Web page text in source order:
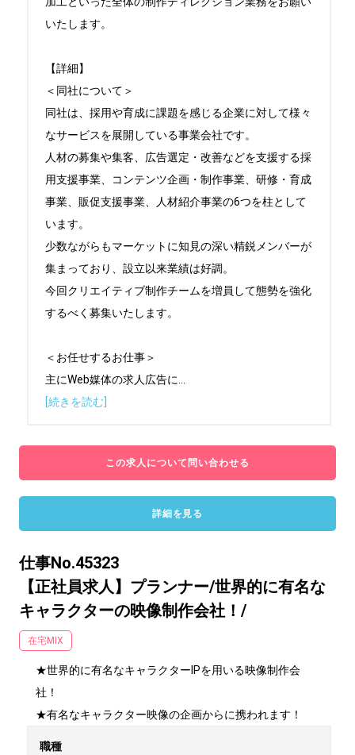
いたします。
【詳細】
＜同社について＞
同社は、採用や育成に課題を感じる企業に対して様々
なサービスを展開している事業会社です。
人材の募集や集客、広告選定・改善などを支援する採
用支援事業、コンテンツ企画・制作事業、研修・育成
事業、販促支援事業、人材紹介事業の6つを柱として
います。
少数ながらもマーケットに知見の深い精鋭メンバーが
集まっており、設立以来業績は好調。
今回クリエイティブ制作チームを増員して態勢を強化
するべく募集いたします。
＜お任せするお仕事＞
主にWeb媒体の求人広告に
[続きを読む]
この求人について問い合わせる
詳細を見る
仕事No.45323
【正社員求人】プランナー/世界的に有名な
キャラクターの映像制作会社！/
在宅MIX
★世界的に有名なキャラクターIPを用いる映像制作会
社！
★有名なキャラクター映像の企画からに携われます！
職種